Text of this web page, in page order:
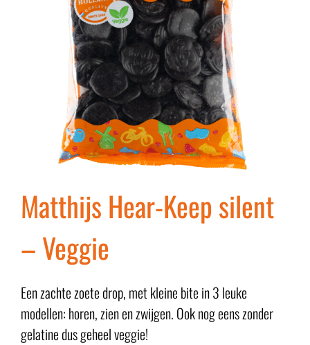
Matthijs Hear-Keep silent
– Veggie
Een zachte zoete drop, met kleine bite in 3 leuke
modellen: horen, zien en zwijgen. Ook nog eens zonder
gelatine dus geheel veggie!